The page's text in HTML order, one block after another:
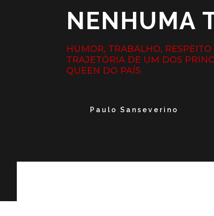
NENHUMA
HUMOR, TRABALHO,
TRAJETÓRIA DE UM DOS
QUEEN DO PAÍS
Paulo Sanseverino